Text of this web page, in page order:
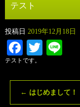
テスト
投稿日 2019年12月18日
Facebook
Twitter
テストです。
← はじめまして！